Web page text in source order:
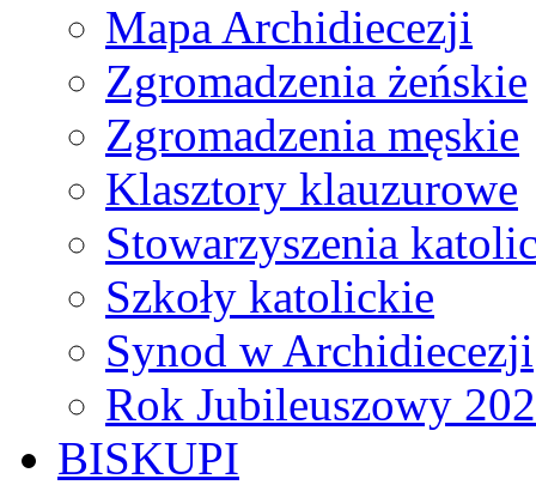
Mapa Archidiecezji
Zgromadzenia żeńskie
Zgromadzenia męskie
Klasztory klauzurowe
Stowarzyszenia
Szkoły katolickie
Synod w Archidiecezji
Rok Jubileuszowy
BISKUPI